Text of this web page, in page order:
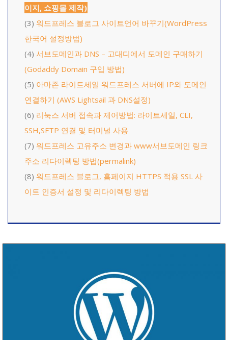
이지, 쇼핑몰 제작)
(3) 워드프레스 블로그 사이트언어 바꾸기(WordPress
한국어 설정방법)
(4) 서브도메인과 DNS – 고대디에서 도메인 구매하기
(Godaddy Domain 구입 방법)
(5) 아마존 라이트세일 워드프레스 서버에 IP와 도메인
연결하기 (AWS Lightsail 과 DNS설정)
(6) 리눅스 서버 접속과 제어방법: 라이트세일, CLI,
SSH,SFTP 연결 및 터미널 사용
(7) 워드프레스 고유주소 변경과 www서브도메인 링크
주소 리다이렉팅 방법(permalink)
(8) 워드프레스 블로그, 홈페이지 HTTPS 적용 SSL 사
이트 인증서 설정 및 리다이렉팅 방법